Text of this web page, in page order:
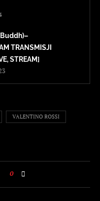
TRANSMISJI
STREAM]
VALENTINO ROSSI
0